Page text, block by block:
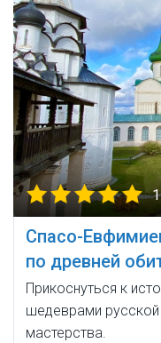
Спасо-
по древней
Прикоснуться к
шедеврами русской
мастерства.